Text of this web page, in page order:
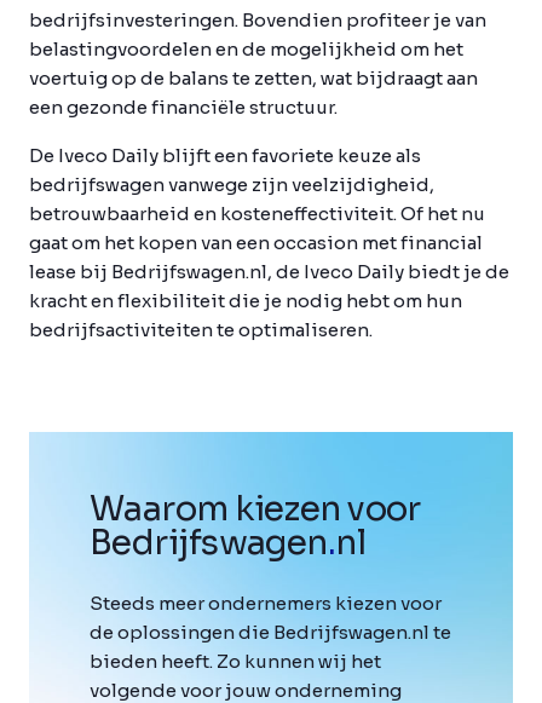
bedrijfsinvesteringen. Bovendien profiteer je van
belastingvoordelen en de mogelijkheid om het
voertuig op de balans te zetten, wat bijdraagt aan
een gezonde financiële structuur.
De Iveco Daily blijft een favoriete keuze als
bedrijfswagen vanwege zijn veelzijdigheid,
betrouwbaarheid en kosteneffectiviteit. Of het nu
gaat om het kopen van een occasion met financial
lease bij Bedrijfswagen.nl, de Iveco Daily biedt je de
kracht en flexibiliteit die je nodig hebt om hun
bedrijfsactiviteiten te optimaliseren.
Waarom kiezen voor
Bedrijfswagen.nl
Steeds meer ondernemers kiezen voor
de oplossingen die Bedrijfswagen.nl te
bieden heeft. Zo kunnen wij het
volgende voor jouw onderneming